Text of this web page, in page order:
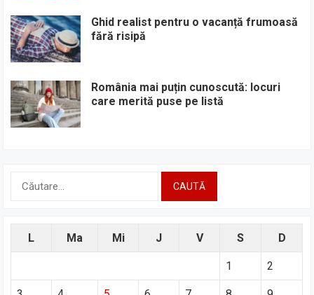
Ghid realist pentru o vacanță frumoasă
fără risipă
România mai puțin cunoscută: locuri
care merită puse pe listă
L Ma Mi J V S D
1 2